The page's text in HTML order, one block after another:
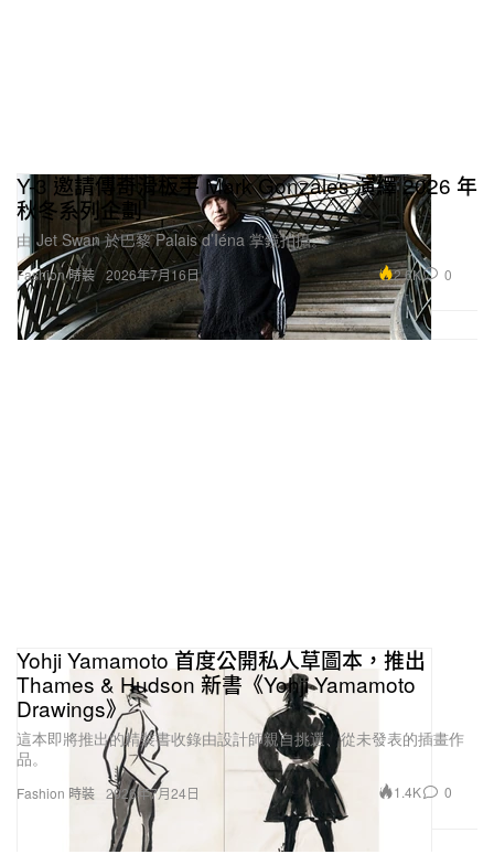
Fashion 時裝
Y-3 邀請傳奇滑板手 Mark Gonzales 演繹 2026 年
秋冬系列企劃
由 Jet Swan 於巴黎 Palais d’Iéna 掌鏡拍攝。
2026年7月16日 2.6K 0
Fashion 時裝
Yohji Yamamoto 首度公開私人草圖本，推出
Thames & Hudson 新書《Yohji Yamamoto
Drawings》
這本即將推出的精裝書收錄由設計師親自挑選、從未發表的插畫作
品。
2026年7月24日 1.4K 0